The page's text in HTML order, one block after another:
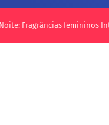
Fragrâncias femininos